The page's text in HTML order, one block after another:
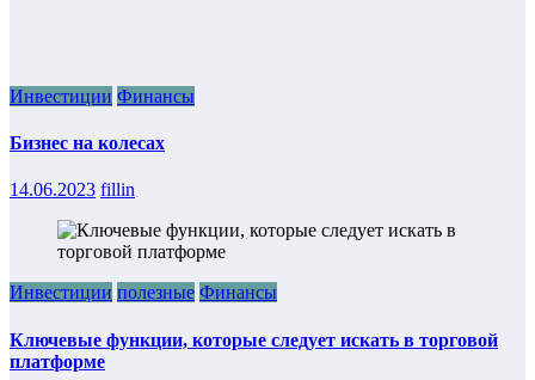
Инвестиции Финансы
Бизнес на колесах
14.06.2023 fillin
Инвестиции полезные Финансы
Ключевые функции, которые следует искать в торговой
платформе